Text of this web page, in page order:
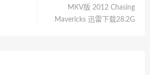
MKV版 2012 Chasing
Mavericks 迅雷下载28.2G